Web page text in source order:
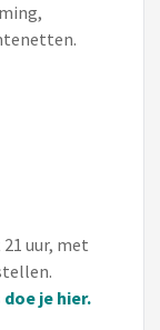
uur, met
doe je hier.